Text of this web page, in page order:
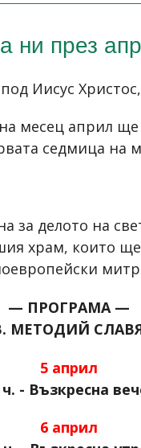
ни през
Иисус
месец април
седмица на
за делото на
храм, които
— ПРОГРАМА —
МЕТОДИЙ
5 април
ч. - Възкресна
6 април